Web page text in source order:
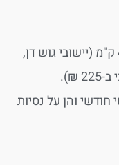
ביישובי הפריפריה תינתן האפשרות לרכוש כרטיס חופשי חודשי בעלות של 99 ש"ח לטווח נסיעה של עד 40 ק"מ (יישובי גוש דן,
₪).
ותיקים בני 62-74 יהנו מהנחה של 50% (הן על חופשי חודשי והן על נסיות